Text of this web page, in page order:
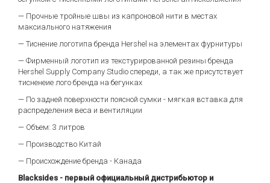
— Прочные тройные швы из капроновой нити в местах
максиального натяжения
— Тиснение логотипа бренда Hershel на элементах фурнитуры
— Фирменный логотип из текстурированной резины бренда
Hershel Supply Company Studio спереди, а так же присутствует
тисненеие лого бренда на бегунках
— По задней поверхности поясной сумки - мягкая вставка для
распределения веса и вентиляции
— Объем: 3 литров
— Производство Китай
— Происхождение бренда - Канада
Blacksides - первый официальный дистрибьютор и